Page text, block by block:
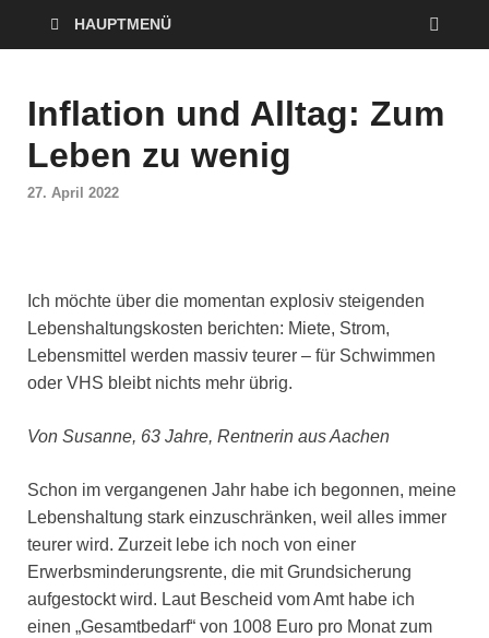
HAUPTMENÜ
Inflation und Alltag: Zum
Leben zu wenig
27. April 2022
Ich möchte über die momentan explosiv steigenden
Lebenshaltungskosten berichten: Miete, Strom,
Lebensmittel werden massiv teurer – für Schwimmen
oder VHS bleibt nichts mehr übrig.
Von Susanne, 63 Jahre, Rentnerin aus Aachen
Schon im vergangenen Jahr habe ich begonnen, meine
Lebenshaltung stark einzuschränken, weil alles immer
teurer wird. Zurzeit lebe ich noch von einer
Erwerbsminderungsrente, die mit Grundsicherung
aufgestockt wird. Laut Bescheid vom Amt habe ich
einen „Gesamtbedarf“ von 1008 Euro pro Monat zum